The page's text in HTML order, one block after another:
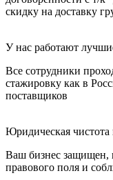
скидку на доставку
У нас работают
Все сотрудники
стажировку как в
поставщиков
Юридическая чистота
Ваш бизнес защищен,
правового поля и